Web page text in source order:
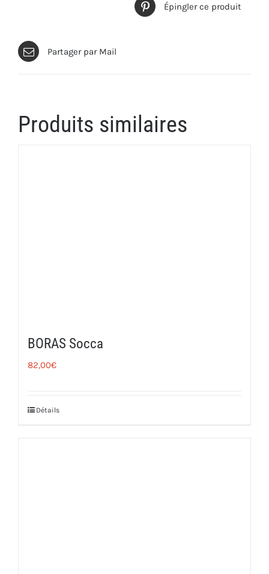
Épingler ce produit
Partager par Mail
Produits similaires
BORAS Socca
82,00€
Détails